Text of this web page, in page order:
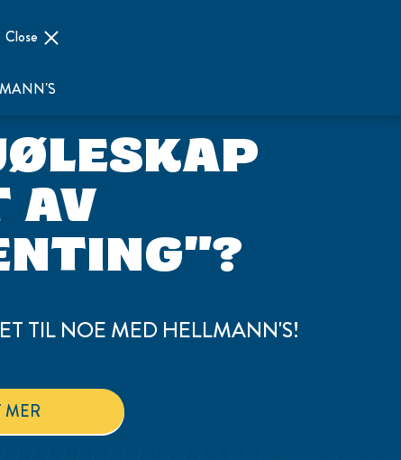
Close
AV
TIL NOE MED HELLMANN'S!
MERET KJØLESKAP FULLT AV "INGENTING"?